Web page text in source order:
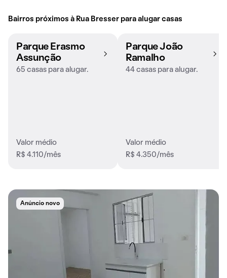
Bairros próximos à Rua Bresser para alugar casas
Parque Erasmo
Assunção
65 casas para alugar.
Valor médio
R$ 4.110/mês
Parque João
Ramalho
44 casas para alugar.
Valor médio
R$ 4.350/mês
Anúncio novo